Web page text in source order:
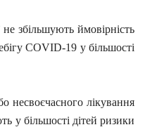
збільшують ймовірність
COVID-19 у більшості
несвоєчасного лікування
у більшості дітей ризики